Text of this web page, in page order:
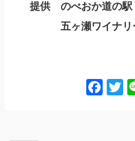
提供 のべおか道の駅
五ヶ瀬ワイナリー